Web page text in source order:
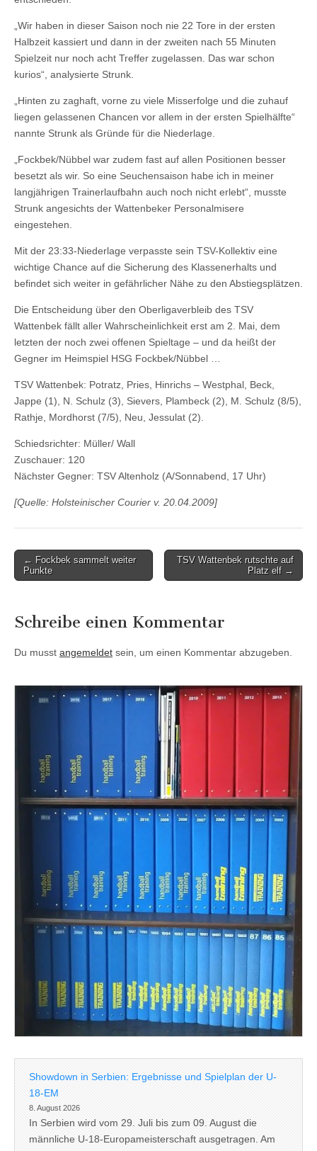
„Wir haben in dieser Saison noch nie 22 Tore in der ersten
Halbzeit kassiert und dann in der zweiten nach 55 Minuten
Spielzeit nur noch acht Treffer zugelassen. Das war schon
kurios“, analysierte Strunk.
„Hinten zu zaghaft, vorne zu viele Misserfolge und die zuhauf
liegen gelassenen Chancen vor allem in der ersten Spielhälfte“
nannte Strunk als Gründe für die Niederlage.
„Fockbek/Nübbel war zudem fast auf allen Positionen besser
besetzt als wir. So eine Seuchensaison habe ich in meiner
langjährigen Trainerlaufbahn auch noch nicht erlebt“, musste
Strunk angesichts der Wattenbeker Personalmisere
eingestehen.
Mit der 23:33-Niederlage verpasste sein TSV-Kollektiv eine
wichtige Chance auf die Sicherung des Klassenerhalts und
befindet sich weiter in gefährlicher Nähe zu den Abstiegsplätzen.
Die Entscheidung über den Oberligaverbleib des TSV
Wattenbek fällt aller Wahrscheinlichkeit erst am 2. Mai, dem
letzten der noch zwei offenen Spieltage – und da heißt der
Gegner im Heimspiel HSG Fockbek/Nübbel …
TSV Wattenbek: Potratz, Pries, Hinrichs – Westphal, Beck,
Jappe (1), N. Schulz (3), Sievers, Plambeck (2), M. Schulz (8/5),
Rathje, Mordhorst (7/5), Neu, Jessulat (2).
Schiedsrichter: Müller/ Wall
Zuschauer: 120
Nächster Gegner: TSV Altenholz (A/Sonnabend, 17 Uhr)
[Quelle: Holsteinischer Courier v. 20.04.2009]
Post
navigation
← Fockbek sammelt weiter
Punkte
TSV Wattenbek rutschte auf
Platz elf →
Schreibe einen Kommentar
Du musst angemeldet sein, um einen Kommentar abzugeben.
Showdown in Serbien: Ergebnisse und Spielplan der U-
18-EM
8. August 2026
In Serbien wird vom 29. Juli bis zum 09. August die
männliche U-18-Europameisterschaft ausgetragen. Am